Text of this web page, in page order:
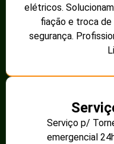
elétricos.
fiação e troca
segurança.
Serviço p/
emergencial